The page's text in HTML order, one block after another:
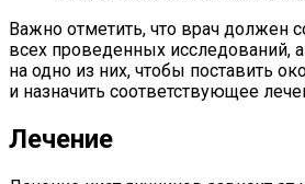
Важно отметить, что врач должен
всех проведенных исследований,
на одно из них, чтобы поставить
и назначить соответствующее
Лечение